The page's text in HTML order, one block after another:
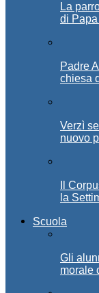
La
di Papa
Padre
chiesa
Verzì
nuovo
Il
la
Scuola
Gli
morale